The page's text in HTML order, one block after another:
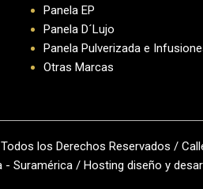
Panela EP
Panela D´Lujo
Panela Pulverizada e
Otras Marcas
los Derechos Reservados /
- Suramérica / Hosting diseño y